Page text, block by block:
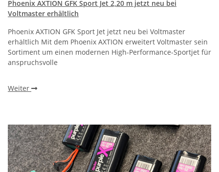
Phoenix AXTION GFK Sport Jet 2,20 m jetzt neu bei
Voltmaster erhältlich
Phoenix AXTION GFK Sport Jet jetzt neu bei Voltmaster
erhältlich Mit dem Phoenix AXTION erweitert Voltmaster sein
Sortiment um einen modernen High-Performance-Sportjet für
anspruchsvolle
Weiter